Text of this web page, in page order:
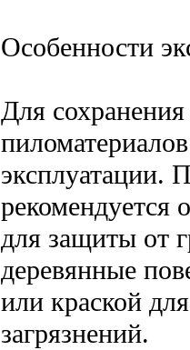
Особенности
Для сохранения
эксплуатации.
рекомендуется
для защиты от
деревянные
или краской
загрязнений.